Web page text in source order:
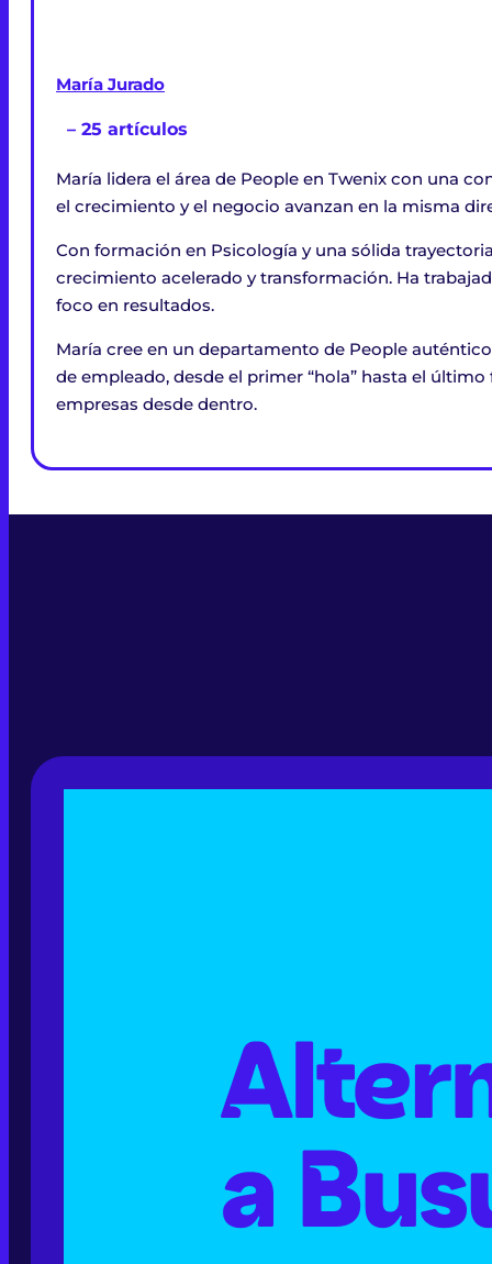
María Jurado
– 25 artículos
María lidera el área de People en Twenix con una
el crecimiento y el negocio avanzan en la misma
Con formación en Psicología y una sólida
crecimiento acelerado y transformación. Ha
foco en resultados.
María cree en un departamento de People
de empleado, desde el primer “hola” hasta el
empresas desde dentro.